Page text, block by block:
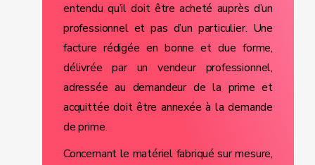
entendu qu’il doit être acheté auprès d’un
professionnel et pas d’un particulier. Une
facture rédigée en bonne et due forme,
délivrée par un vendeur professionnel,
adressée au demandeur de la prime et
acquittée doit être annexée à la demande
de prime.
Concernant le matériel fabriqué sur mesure,